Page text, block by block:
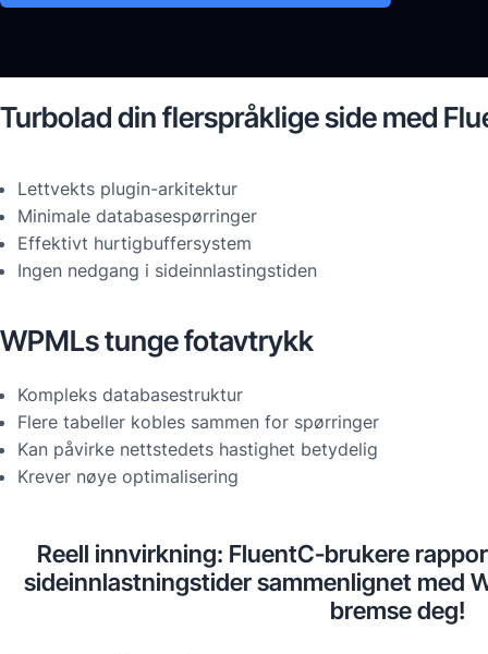
Turbolad din flerspråklige side med
Lettvekts plugin-arkitektur
Minimale databasespørringer
Effektivt hurtigbuffersystem
Ingen nedgang i sideinnlastingstiden
WPMLs tunge fotavtrykk
Kompleks databasestruktur
Flere tabeller kobles sammen for spørringer
Kan påvirke nettstedets hastighet betydelig
Krever nøye optimalisering
Reell innvirkning: FluentC-brukere
sideinnlastningstider sammenlignet med
bremse deg!